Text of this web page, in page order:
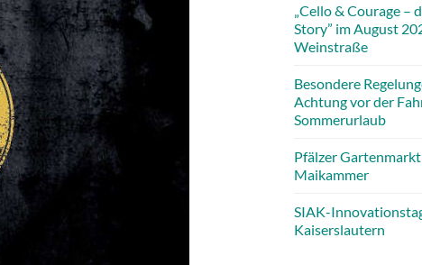
„Cello & Courage –
Story” im August
Weinstraße
Besondere
Achtung vor der
Sommerurlaub
Pfälzer
Maikammer
SIAK-
Kaiserslautern